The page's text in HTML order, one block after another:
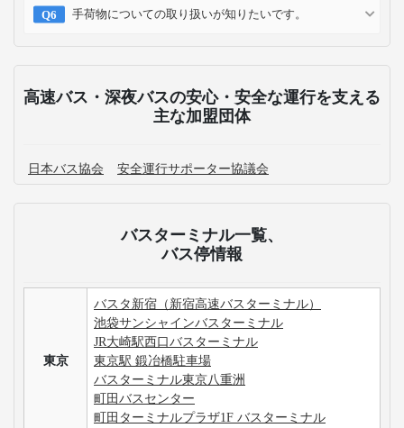
手荷物についての取り扱いが知りたいです。
高速バス・深夜バスの安心・安全な運行を支える
主な加盟団体
日本バス協会 安全運行サポーター協議会
バスターミナル一覧、
バス停情報
東京
バスタ新宿（新宿高速バスターミナル）
池袋サンシャインバスターミナル
JR大崎駅西口バスターミナル
東京駅 鍛冶橋駐車場
バスターミナル東京八重洲
町田バスセンター
町田ターミナルプラザ1F バスターミナル